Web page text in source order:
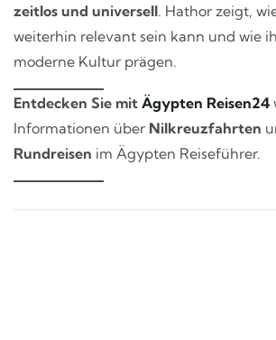
zeitlos und universell. Hathor zeigt,
weiterhin relevant sein kann und wie
moderne Kultur prägen.
Entdecken Sie mit Ägypten Reisen24
Informationen über Nilkreuzfahrten
Rundreisen im Ägypten Reiseführer.